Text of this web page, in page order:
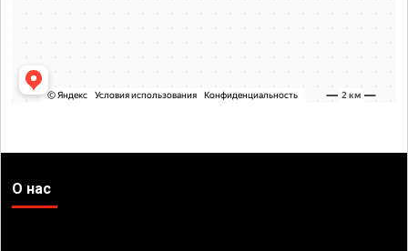
О нас